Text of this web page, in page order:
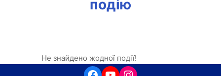
подію
Не знайдено жодної події!